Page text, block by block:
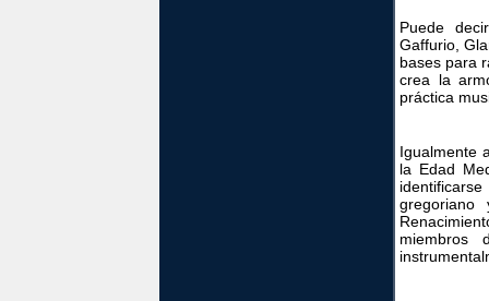
Puede
Gaffurio,
bases para
crea la
práctica
Igualmente
la Edad
miembros